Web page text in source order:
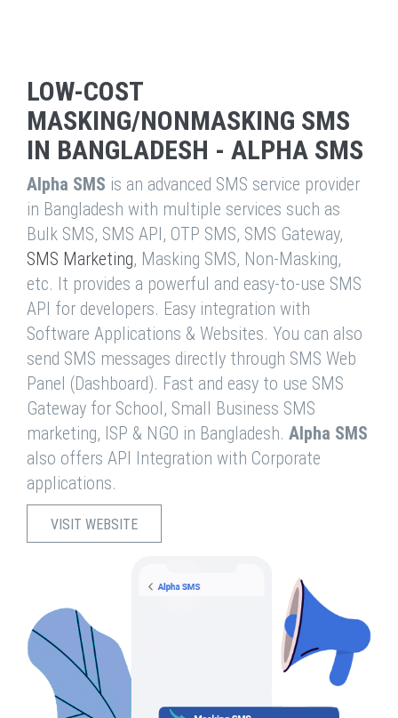
LOW-COST
MASKING/NONMASKING SMS
IN BANGLADESH - ALPHA SMS
Alpha SMS is an advanced SMS service provider
in Bangladesh with multiple services such as
Bulk SMS, SMS API, OTP SMS, SMS Gateway,
SMS Marketing, Masking SMS, Non-Masking,
etc. It provides a powerful and easy-to-use SMS
API for developers. Easy integration with
Software Applications & Websites. You can also
send SMS messages directly through SMS Web
Panel (Dashboard). Fast and easy to use SMS
Gateway for School, Small Business SMS
marketing, ISP & NGO in Bangladesh. Alpha SMS
also offers API Integration with Corporate
applications.
VISIT WEBSITE